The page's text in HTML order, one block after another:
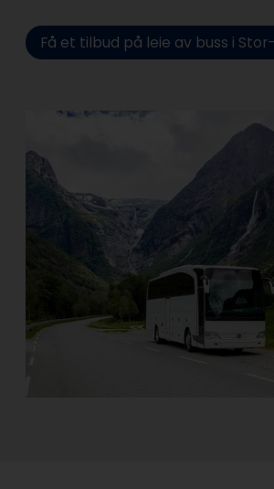
Få et tilbud på leie av buss i